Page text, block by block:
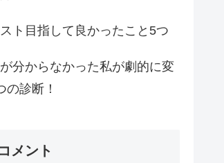
ト目指して良かったこと5つ
分からなかった私が劇的に変
の診断！
メント